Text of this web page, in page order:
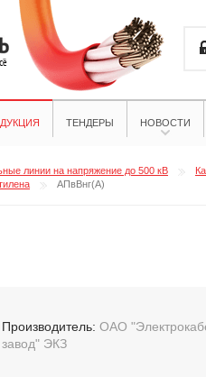
ТЕНДЕРЫ НОВОСТИ
линии на напряжение до 500 кВ
АПвВнг(А)
Производитель: ОАО
завод" ЭКЗ